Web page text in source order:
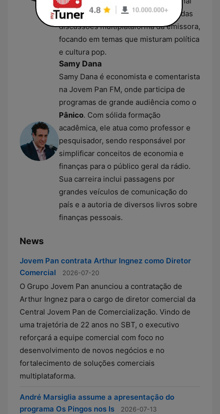
brasileira. Ele participa ativamente das
discussões multiplataforma da emissora,
focando em temas que misturam política
e cultura pop.
Samy Dana
Samy Dana é economista e comentarista
na Jovem Pan FM, onde participa de
programas de grande audiência como o
Pânico. Com sólida formação
acadêmica, ele atua como professor e
pesquisador, sendo responsável por
simplificar conceitos de economia e
finanças para o público geral da rádio.
Sua carreira inclui passagens por
grandes veículos de comunicação do
país e a autoria de diversos livros sobre
finanças pessoais.
News
Jovem Pan contrata Arthur Ingnez como Diretor
Comercial
2026-07-20
O Grupo Jovem Pan anunciou a contratação de
Arthur Ingnez para o cargo de diretor comercial da
Central Jovem Pan de Comercialização. Vindo de
uma trajetória de 22 anos no SBT, o executivo
reforçará a equipe comercial com foco no
desenvolvimento de novos negócios e no
fortalecimento de soluções comerciais
multiplataforma.
André Marsiglia assume a apresentação do
programa Os Pingos nos Is
2026-07-13